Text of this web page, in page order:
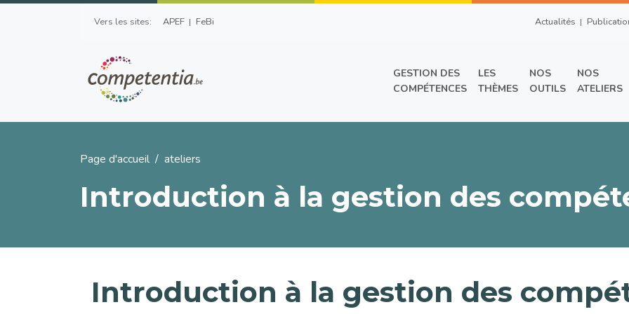
Aller au contenu principal
Vers les sites: Top Left Menu
APEF FeBi Top Right
Actualités
Main menu
GESTION DES
COMPÉTENCES
LES
THÈMES
NOS
OUTILS
NOS
ATELIERS
Fil d'Ariane
Page d'accueil ateliers
Introduction à la gestion des
Introduction à la gestion des